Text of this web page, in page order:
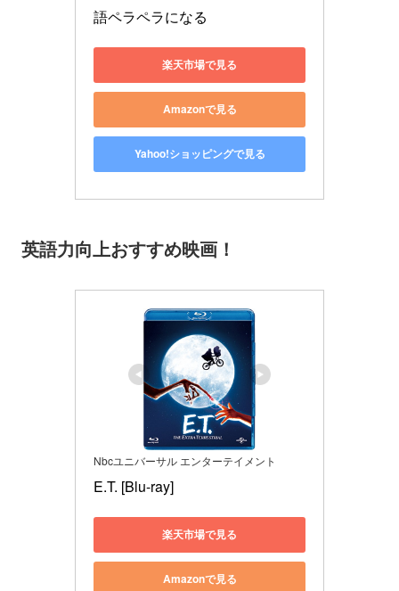
語ペラペラになる
楽天市場で見る
Amazonで見る
Yahoo!ショッピングで見る
英語力向上おすすめ映画！
Nbcユニバーサル エンターテイメント
E.T. [Blu-ray]
楽天市場で見る
Amazonで見る